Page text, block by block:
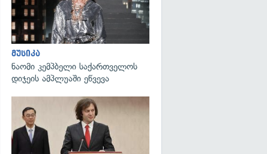
მუსიკა
ნაომი კემპბელი საქართველოს
დიჯეის ამპლუაში ეწვევა